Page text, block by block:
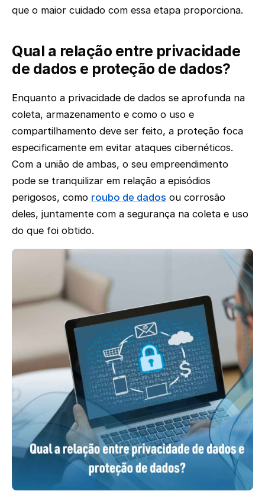
que o maior cuidado com essa etapa proporciona.
Qual a relação entre privacidade
de dados e proteção de dados?
Enquanto a privacidade de dados se aprofunda na
coleta, armazenamento e como o uso e
compartilhamento deve ser feito, a proteção foca
especificamente em evitar ataques cibernéticos.
Com a união de ambas, o seu empreendimento
pode se tranquilizar em relação a episódios
perigosos, como roubo de dados ou corrosão
deles, juntamente com a segurança na coleta e uso
do que foi obtido.